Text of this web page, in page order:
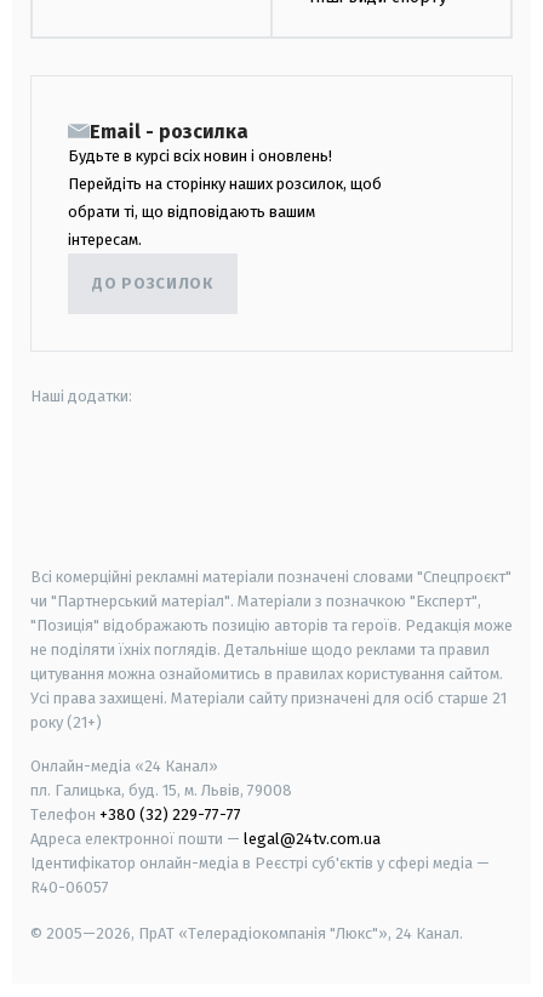
Email - розсилка
Будьте в курсі всіх новин і оновлень!
Перейдіть на сторінку наших розсилок, щоб
обрати ті, що відповідають вашим
інтересам.
ДО РОЗСИЛОК
Наші додатки:
Всі комерційні рекламні матеріали позначені словами "Спецпроєкт"
чи "Партнерський матеріал". Матеріали з позначкою "Експерт",
"Позиція" відображають позицію авторів та героїв. Редакція може
не поділяти їхніх поглядів. Детальніше щодо реклами та правил
цитування можна ознайомитись в правилах користування сайтом.
Усі права захищені. Матеріали сайту призначені для осіб старше 21
року (21+)
Онлайн-медіа «24 Канал»
пл. Галицька, буд. 15, м. Львів, 79008
Телефон +380 (32) 229-77-77
Адреса електронної пошти — legal@24tv.com.ua
Ідентифікатор онлайн-медіа в Реєстрі суб'єктів у сфері медіа —
R40-06057
© 2005—2026, ПрАТ «Телерадіокомпанія "Люкс"», 24 Канал.